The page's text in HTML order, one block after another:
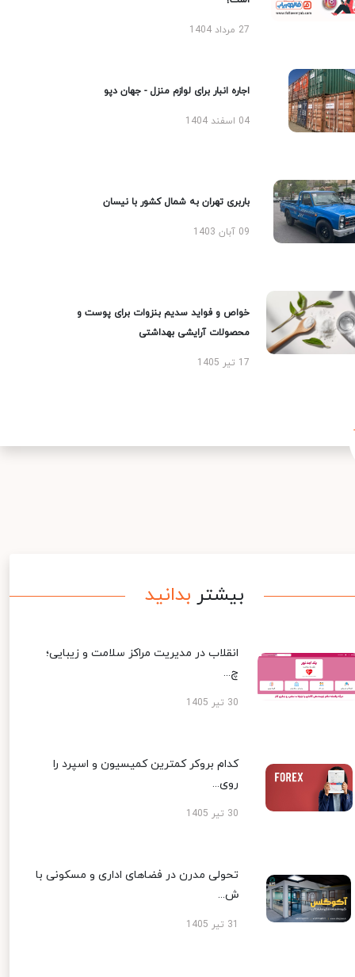
27 مرداد 1404
اجاره انبار برای لوازم منزل - جهان دپو
04 اسفند 1404
باربری تهران به شمال کشور با نیسان
09 آبان 1403
خواص و فواید سدیم بنزوات برای پوست و
محصولات آرایشی بهداشتی
17 تیر 1405
بیشتر بدانید
انقلاب در مدیریت مراکز سلامت و زیبایی؛
چ...
30 تیر 1405
کدام بروکر کمترین کمیسیون و اسپرد را
روی...
30 تیر 1405
تحولی مدرن در فضاهای اداری و مسکونی با
ش...